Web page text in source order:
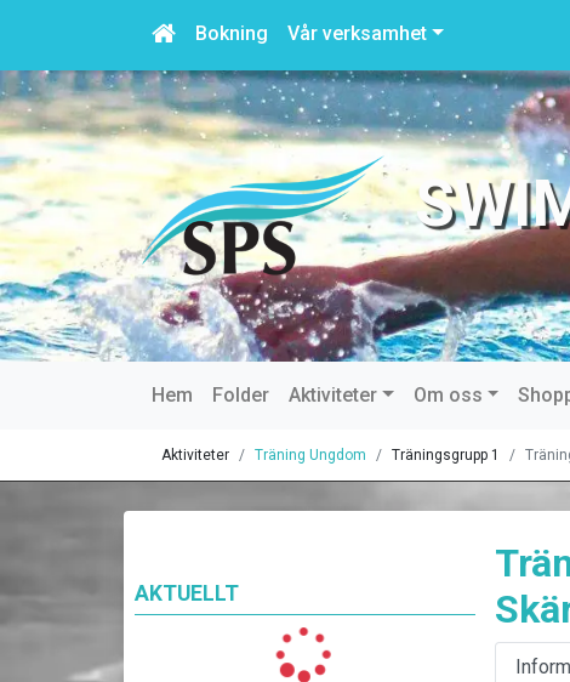
Bokning Vår verksamhet
Hem Folder Aktiviteter Om oss
Aktiviteter Träning Ungdom Träningsgrupp 1
AKTUELLT